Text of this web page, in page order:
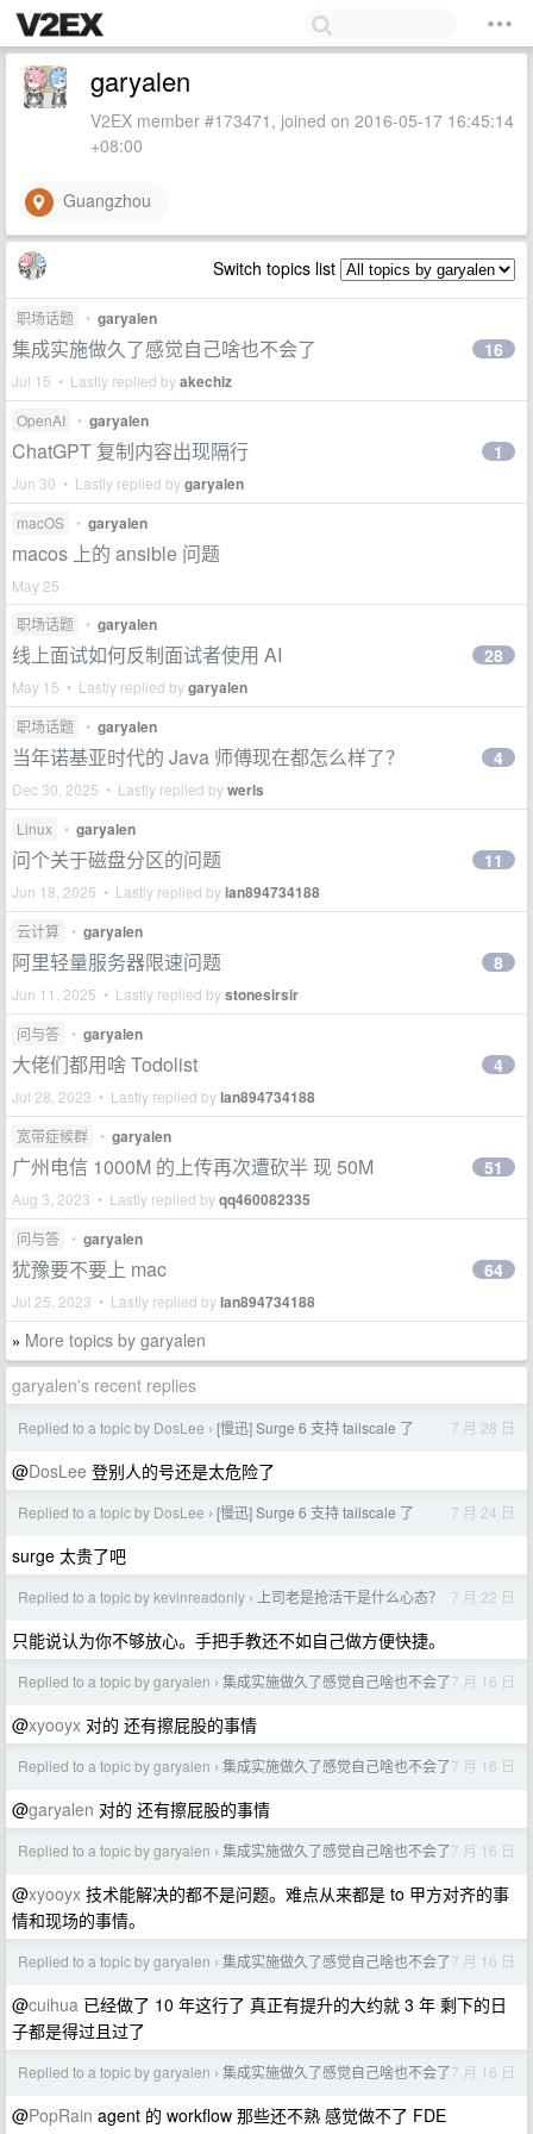
garyalen
V2EX member #173471, joined on 2016-05-17 16:45:14
+08:00
Guangzhou
Switch topics list
职场话题 • garyalen
集成实施做久了感觉自己啥也不会了
Jul 15 • Lastly replied byakechiz
16
OpenAI • garyalen
ChatGPT 复制内容出现隔行
Jun 30 • Lastly replied bygaryalen
1
macOS • garyalen
macos 上的 ansible 问题
May 25
职场话题
• garyalen
线上面试如何反制面试者使用 AI
May 15 • Lastly replied bygaryalen
28
职场话题 • garyalen
当年诺基亚时代的 Java 师傅现在都怎么样了？
Dec 30, 2025 • Lastly replied bywerls
4
Linux • garyalen
问个关于磁盘分区的问题
Jun 18, 2025 • Lastly replied bylan894734188
11
云计算 • garyalen
阿里轻量服务器限速问题
Jun 11, 2025 • Lastly replied bystonesirsir
8
问与答 • garyalen
大佬们都用啥 Todolist
Jul 28, 2023 • Lastly replied bylan894734188
4
宽带症候群 • garyalen
广州电信 1000M 的上传再次遭砍半 现 50M
Aug 3, 2023 • Lastly replied byqq460082335
51
问与答 • garyalen
犹豫要不要上 mac
Jul 25, 2023 • Lastly replied bylan894734188
64
» More topics by garyalen
garyalen's recent replies
Replied to a topic by DosLee › [慢迅] Surge 6 支持 tailscale 了 7 月 28 日
@DosLee 登别人的号还是太危险了
Replied to a topic by DosLee › [慢迅] Surge 6 支持 tailscale 了 7 月 24 日
surge 太贵了吧
Replied to a topic by kevinreadonly › 上司老是抢活干是什么心态？ 7 月 22 日
只能说认为你不够放心。手把手教还不如自己做方便快捷。
Replied to a topic by garyalen › 集成实施做久了感觉自己啥也不会了7 月 16 日
@xyooyx 对的 还有擦屁股的事情
Replied to a topic by garyalen › 集成实施做久了感觉自己啥也不会了7 月 16 日
@garyalen 对的 还有擦屁股的事情
Replied to a topic by garyalen › 集成实施做久了感觉自己啥也不会了7 月 16 日
@xyooyx 技术能解决的都不是问题。难点从来都是 to 甲方对齐的事
情和现场的事情。
Replied to a topic by garyalen › 集成实施做久了感觉自己啥也不会了7 月 16 日
@cuihua 已经做了 10 年这行了 真正有提升的大约就 3 年 剩下的日
子都是得过且过了
Replied to a topic by garyalen › 集成实施做久了感觉自己啥也不会了7 月 16 日
@PopRain agent 的 workflow 那些还不熟 感觉做不了 FDE